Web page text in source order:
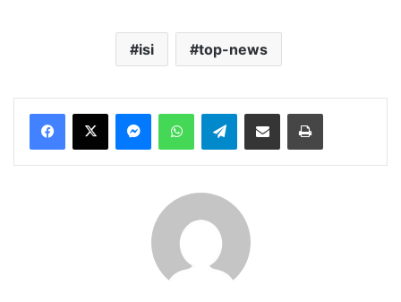
isi top-news
MessengerWhatsAppTelegramShare via Email Print